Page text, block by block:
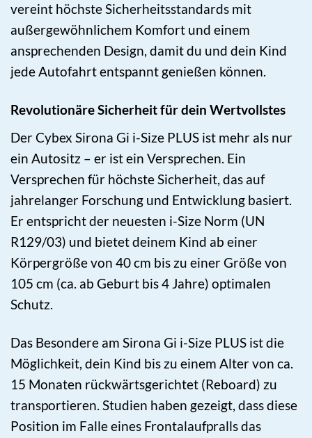
vereint höchste Sicherheitsstandards mit
außergewöhnlichem Komfort und einem
ansprechenden Design, damit du und dein Kind
jede Autofahrt entspannt genießen können.
Revolutionäre Sicherheit für dein Wertvollstes
Der Cybex Sirona Gi i-Size PLUS ist mehr als nur
ein Autositz – er ist ein Versprechen. Ein
Versprechen für höchste Sicherheit, das auf
jahrelanger Forschung und Entwicklung basiert.
Er entspricht der neuesten i-Size Norm (UN
R129/03) und bietet deinem Kind ab einer
Körpergröße von 40 cm bis zu einer Größe von
105 cm (ca. ab Geburt bis 4 Jahre) optimalen
Schutz.
Das Besondere am Sirona Gi i-Size PLUS ist die
Möglichkeit, dein Kind bis zu einem Alter von ca.
15 Monaten rückwärtsgerichtet (Reboard) zu
transportieren. Studien haben gezeigt, dass diese
Position im Falle eines Frontalaufpralls das